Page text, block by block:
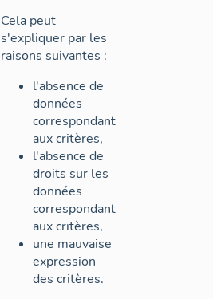
Cela peut
s'expliquer par les
raisons suivantes :
l'absence de
données
correspondant
aux critères,
l'absence de
droits sur les
données
correspondant
aux critères,
une mauvaise
expression
des critères.